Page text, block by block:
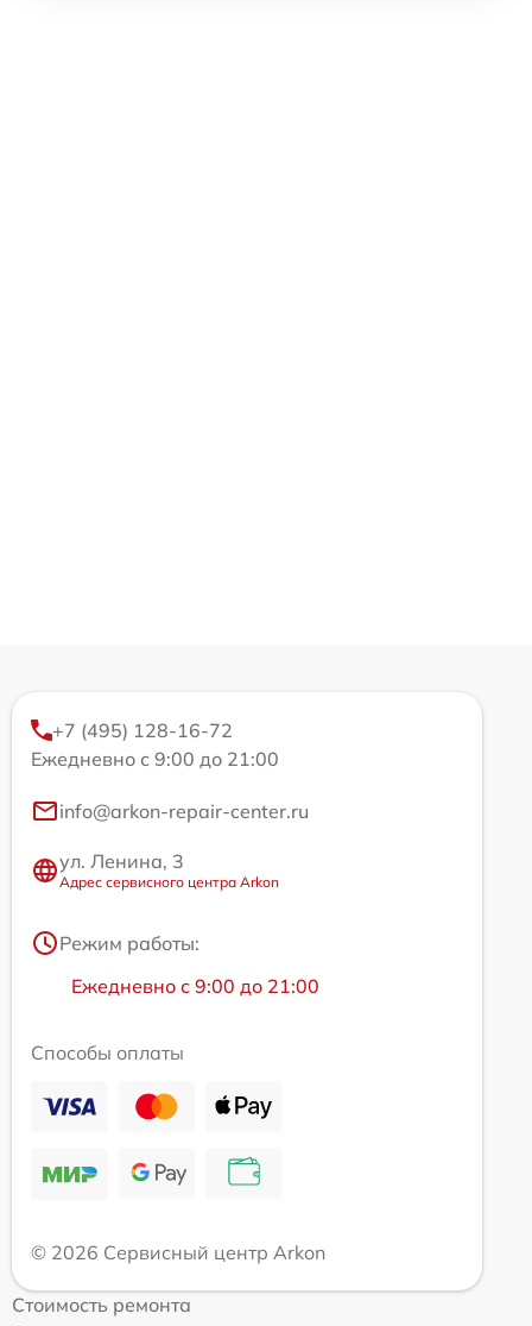
+7 (495) 128-16-72
Ежедневно с 9:00 до 21:00
info@arkon-repair-center.ru
ул. Ленина, 3
Адрес сервисного центра Arkon
Режим работы:
Ежедневно с 9:00 до 21:00
Способы оплаты
© 2026 Сервисный центр Arkon
Стоимость ремонта